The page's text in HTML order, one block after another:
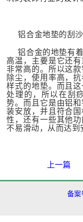
铝合金地垫的刮
铝合金的地垫有
高温，主要是它还
非常高的。所以这
除尘，使用率高，
样式的地垫。而且
处理的，所以在刮
势。而且它是由铝
装安放，并且符合
性，还有一些其他
不易滑动，从而达到
上一篇
备案